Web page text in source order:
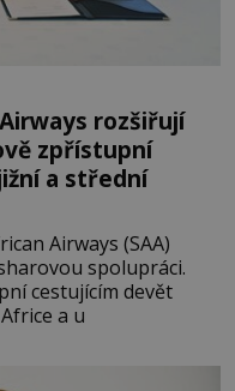
rozšiřují
zpřístupní
a střední
Airways (SAA)
spolupráci.
cestujícím devět
a u